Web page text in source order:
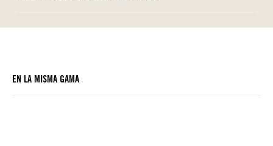
EN LA MISMA GAMA